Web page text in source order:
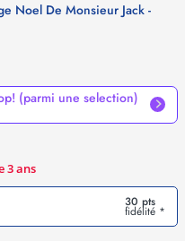
Noel De Monsieur Jack -
(parmi une selection)
3 ans
30 pts
fidélité *